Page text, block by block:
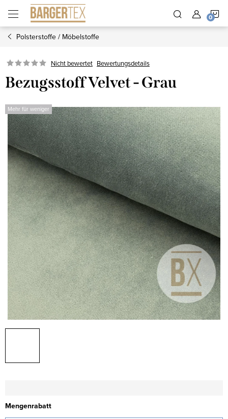
Inhalt
springen
Polsterstoffe / Möbelstoffe
Nicht bewertet Bewertungsdetails
Bezugsstoff Velvet - Grau
Mehr für weniger
Mengenrabatt